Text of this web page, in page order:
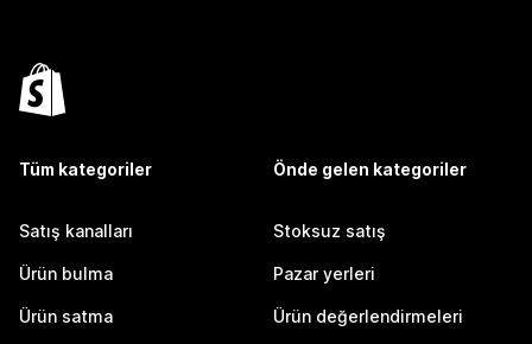
Tüm kategoriler
Satış kanalları
Ürün bulma
Ürün satma
Önde gelen kategoriler
Stoksuz satış
Pazar yerleri
Ürün değerlendirmeleri